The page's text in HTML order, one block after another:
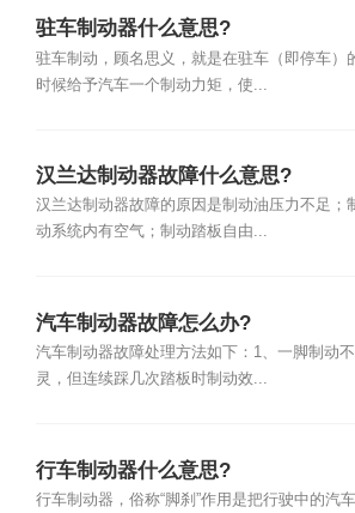
驻车制动器什么意思?
驻车制动，顾名思义，就是在驻车（即停车）
时候给予汽车一个制动力矩，使...
汉兰达制动器故障什么意思?
汉兰达制动器故障的原因是制动油压力不足；
动系统内有空气；制动踏板自由...
汽车制动器故障怎么办?
汽车制动器故障处理方法如下：1、一脚制动不
灵，但连续踩几次踏板时制动效...
行车制动器什么意思?
行车制动器，俗称“脚刹”作用是把行驶中的汽